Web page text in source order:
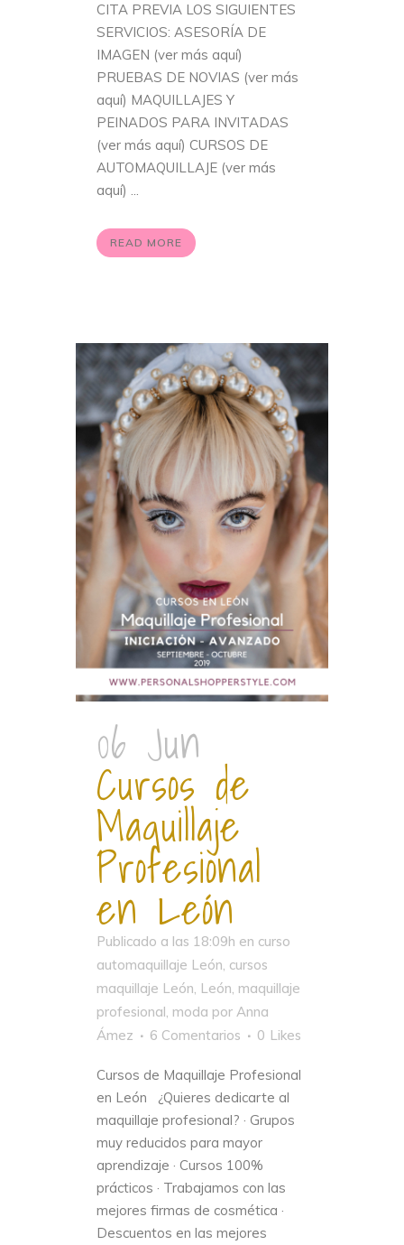
CITA PREVIA LOS SIGUIENTES
SERVICIOS: ASESORÍA DE
IMAGEN (ver más aquí)
PRUEBAS DE NOVIAS (ver más
aquí) MAQUILLAJES Y
PEINADOS PARA INVITADAS
(ver más aquí) CURSOS DE
AUTOMAQUILLAJE (ver más
aquí) ...
READ MORE
06 Jun
Cursos de
Maquillaje
Profesional
en León
Publicado a las 18:09h en curso
automaquillaje León cursos
maquillaje León León maquillaje
profesional moda por Anna
Ámez
6 Comentarios 0 Likes
Cursos de Maquillaje Profesional
en León ¿Quieres dedicarte al
maquillaje profesional? · Grupos
muy reducidos para mayor
aprendizaje · Cursos 100%
prácticos · Trabajamos con las
mejores firmas de cosmética ·
Descuentos en las mejores